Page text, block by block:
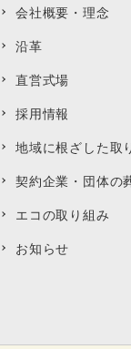
会社概要・理念
沿革
直営式場
採用情報
地域に根ざした取
契約企業・団体の
エコの取り組み
お知らせ